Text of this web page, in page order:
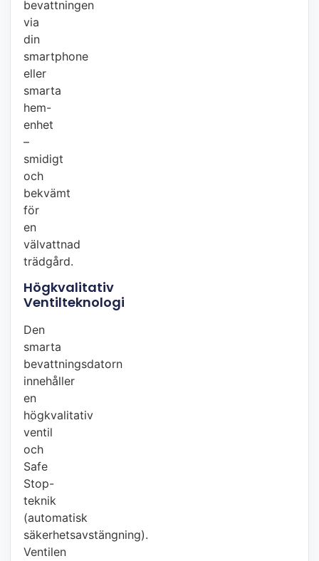
bevattningen
via
din
smartphone
eller
smarta
hem-
enhet
–
smidigt
och
bekvämt
för
en
välvattnad
trädgård.
Högkvalitativ
Ventilteknologi
Den
smarta
bevattningsdatorn
innehåller
en
högkvalitativ
ventil
och
Safe
Stop-
teknik
(automatisk
säkerhetsavstängning).
Ventilen